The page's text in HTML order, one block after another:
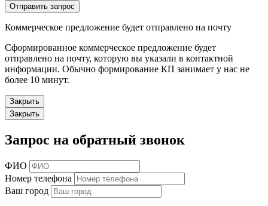
Отправить запрос
Коммерческое предложение будет отправлено на почту
Сформированное коммерческое предложение будет
отправлено на почту, которую вы указали в контактной
информации. Обычно формирование КП занимает у нас не
более 10 минут.
Закрыть
Закрыть
Запрос на обратный звонок
ФИО
Номер телефона
Ваш город